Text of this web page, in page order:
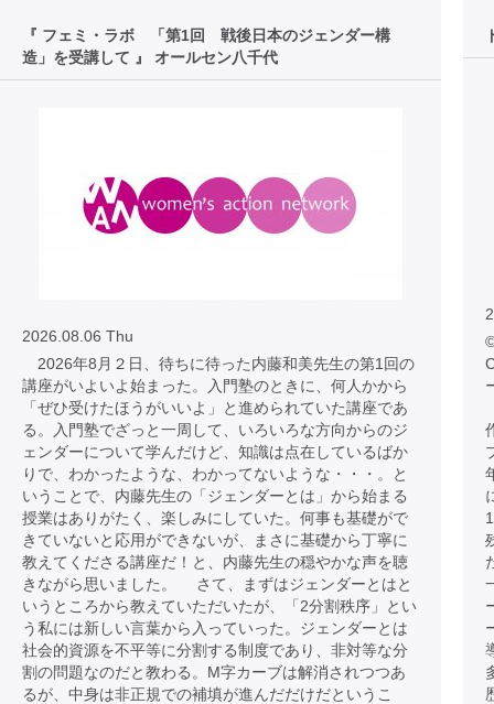
『 フェミ・ラボ 「第1回 戦後日本のジェンダー構
造」を受講して 』 オールセン八千代
2026.08.06 Thu
2026年8月２日、待ちに待った内藤和美先生の第1回の
講座がいよいよ始まった。入門塾のときに、何人かから
「ぜひ受けたほうがいいよ」と進められていた講座であ
る。入門塾でざっと一周して、いろいろな方向からのジ
ェンダーについて学んだけど、知識は点在しているばか
りで、わかったような、わかってないような・・・。と
いうことで、内藤先生の「ジェンダーとは」から始まる
授業はありがたく、楽しみにしていた。何事も基礎がで
きていないと応用ができないが、まさに基礎から丁寧に
教えてくださる講座だ！と、内藤先生の穏やかな声を聴
きながら思いました。 さて、まずはジェンダーとはと
いうところから教えていただいたが、「2分割秩序」とい
う私には新しい言葉から入っていった。ジェンダーとは
社会的資源を不平等に分割する制度であり、非対等な分
割の問題なのだと教わる。M字カーブは解消されつつあ
るが、中身は非正規での補填が進んだだけだというこ